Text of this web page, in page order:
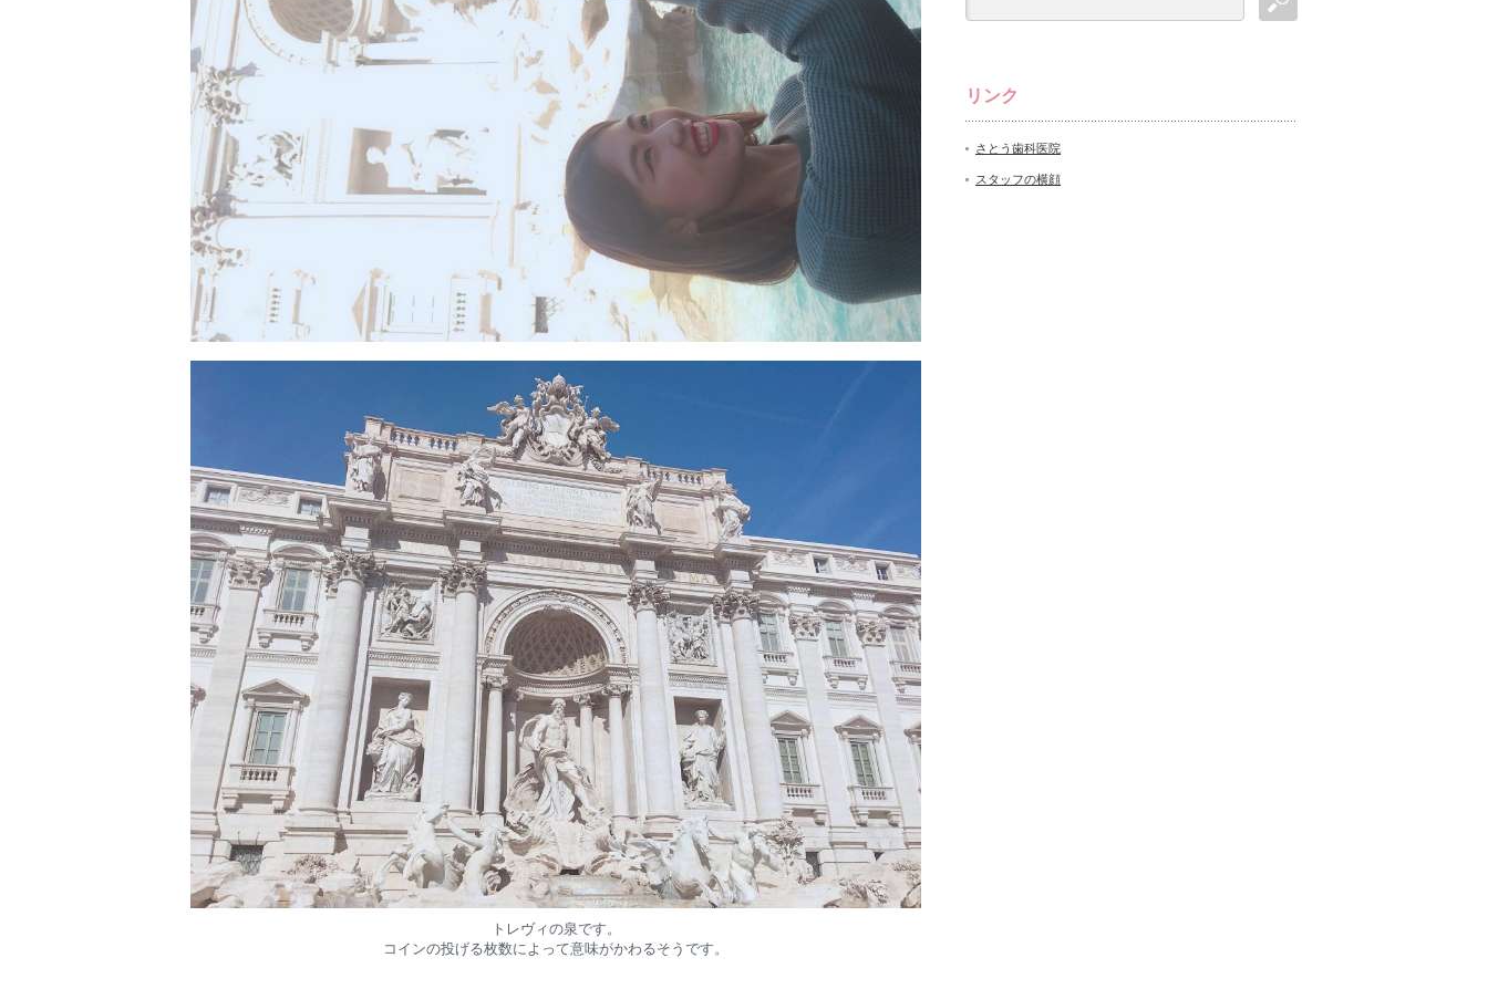
トレヴィの泉です。
コインの投げる枚数によって意味がかわるそうです。
リンク
さとう歯科医院
スタッフの横顔